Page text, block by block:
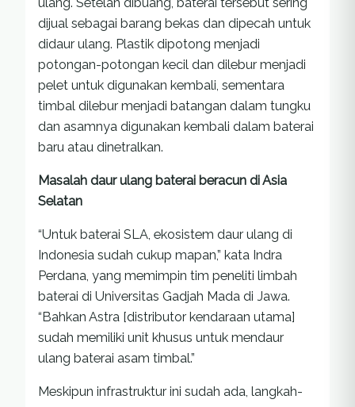
ulang. Setelah dibuang, baterai tersebut sering
dijual sebagai barang bekas dan dipecah untuk
didaur ulang. Plastik dipotong menjadi
potongan-potongan kecil dan dilebur menjadi
pelet untuk digunakan kembali, sementara
timbal dilebur menjadi batangan dalam tungku
dan asamnya digunakan kembali dalam baterai
baru atau dinetralkan.
Masalah daur ulang baterai beracun di Asia
Selatan
“Untuk baterai SLA, ekosistem daur ulang di
Indonesia sudah cukup mapan,” kata Indra
Perdana, yang memimpin tim peneliti limbah
baterai di Universitas Gadjah Mada di Jawa.
“Bahkan Astra [distributor kendaraan utama]
sudah memiliki unit khusus untuk mendaur
ulang baterai asam timbal.”
Meskipun infrastruktur ini sudah ada, langkah-